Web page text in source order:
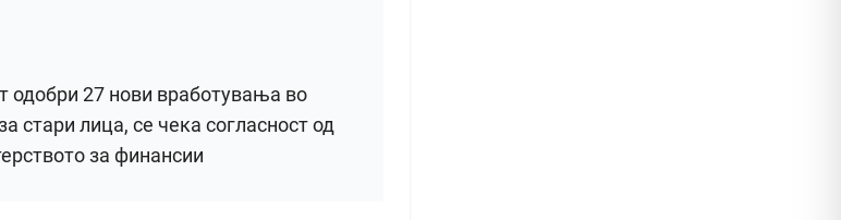
одобри 27 нови вработувања во
стари лица, се чека согласност од
за финансии